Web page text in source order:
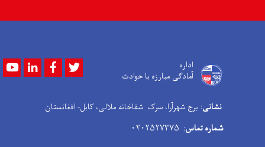
اداره
آمادگی مبارزه با حوادث
YoutubeLinkedInFacebook
نشانی: برج شهرآرا، سرک شفاخانه ملالی، کابل- افغانستان
شماره تماس: ۰۲۰۲۵۲۷۳۷۵